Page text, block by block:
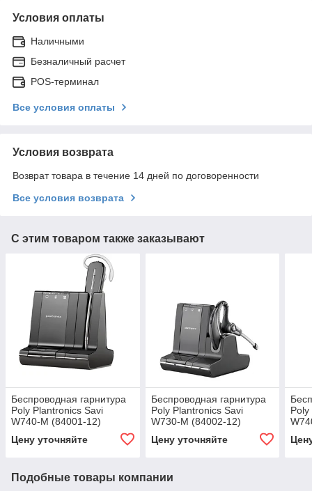
Условия оплаты
Наличными
Безналичный расчет
POS-терминал
Все условия оплаты
Условия возврата
Возврат товара в течение 14 дней по договоренности
Все условия возврата
С этим товаром также заказывают
Беспроводная гарнитура
Poly Plantronics Savi
W740-M (84001-12)
Цену уточняйте
Беспроводная гарнитура
Poly Plantronics Savi
W730-M (84002-12)
Цену уточняйте
Подобные товары компании